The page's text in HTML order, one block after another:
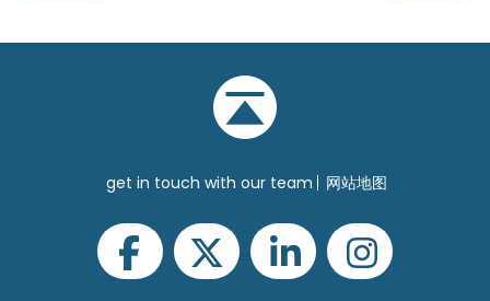
get in touch with our team 网站地图